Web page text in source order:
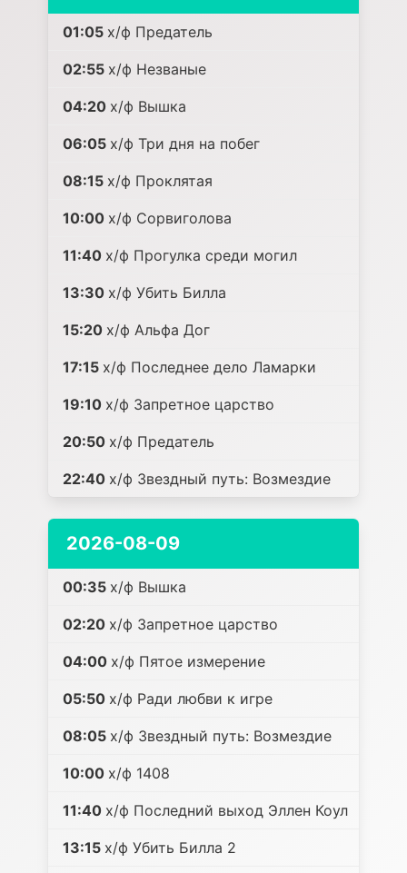
01:05 х/ф Предатель
02:55 х/ф Незваные
04:20 х/ф Вышка
06:05 х/ф Три дня на побег
08:15 х/ф Проклятая
10:00 х/ф Сорвиголова
11:40 х/ф Прогулка среди могил
13:30 х/ф Убить Билла
15:20 х/ф Альфа Дог
17:15 х/ф Последнее дело Ламарки
19:10 х/ф Запретное царство
20:50 х/ф Предатель
22:40 х/ф Звездный путь: Возмездие
2026-08-09
00:35 х/ф Вышка
02:20 х/ф Запретное царство
04:00 х/ф Пятое измерение
05:50 х/ф Ради любви к игре
08:05 х/ф Звездный путь: Возмездие
10:00 х/ф 1408
11:40 х/ф Последний выход Эллен Коул
13:15 х/ф Убить Билла 2